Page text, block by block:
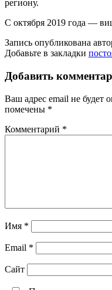
региону.
С октября 2019 года —
Запись опубликована
Добавьте в закладки
Добавить
Ваш адрес email не будет
помечены *
Комментарий *
Имя *
Email *
Сайт